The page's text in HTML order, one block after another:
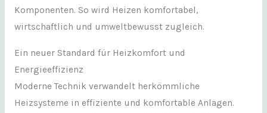
Komponenten. So wird Heizen komfortabel,
wirtschaftlich und umweltbewusst zugleich.
Ein neuer Standard für Heizkomfort und
Energieeffizienz
Moderne Technik verwandelt herkömmliche
Heizsysteme in effiziente und komfortable Anlagen.